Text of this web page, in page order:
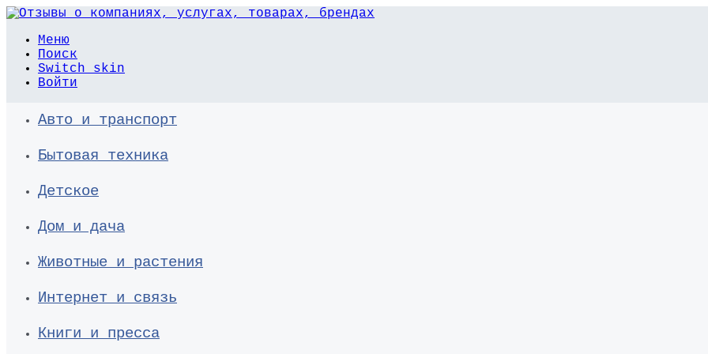
Меню
Поиск
Switch skin
Войти
Авто и транспорт
Бытовая техника
Детское
Дом и дача
Животные и растения
Интернет и связь
Книги и пресса